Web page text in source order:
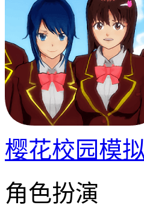
樱花校园模
角色扮演